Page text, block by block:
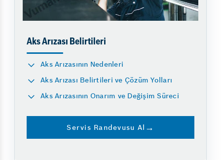
Aks Arızası Belirtileri
Aks Arızasının Nedenleri
Aks Arızası Belirtileri ve Çözüm Yolları
Aks Arızasının Onarım ve Değişim Süreci
Servis Randevusu Al